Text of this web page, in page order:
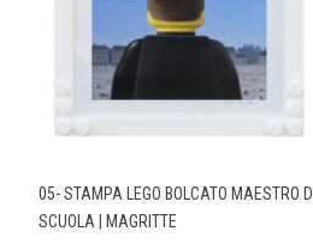
05- STAMPA LEGO BOLCATO MAESTRO DI
SCUOLA | MAGRITTE